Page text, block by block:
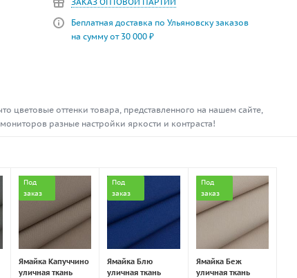
Беплатная доставка по Ульяновску заказов
на сумму от 30 000 ₽
цветовые оттенки товара, представленного на нашем сайте,
разные настройки яркости и контраста!
Под
заказ
Ямайка Капуччино
уличная ткань
Под
заказ
Ямайка Блю
уличная ткань
Под
заказ
Ямайка Беж
уличная ткань